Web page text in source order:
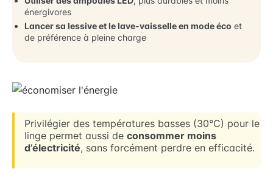
énergivores
Lancer sa lessive et le lave-vaisselle en mode éco et
de préférence à pleine charge
Privilégier des températures basses (30°C) pour le
linge permet aussi de consommer moins
d’électricité, sans forcément perdre en efficacité.